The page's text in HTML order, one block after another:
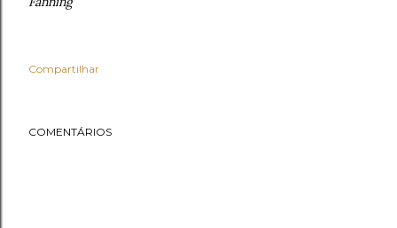
Compartilhar
COMENTÁRIOS